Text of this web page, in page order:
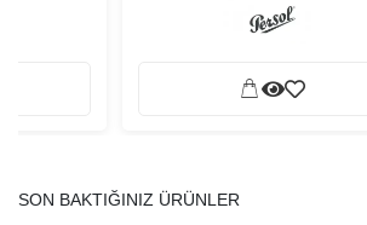
SON BAKTIĞINIZ ÜRÜNLER